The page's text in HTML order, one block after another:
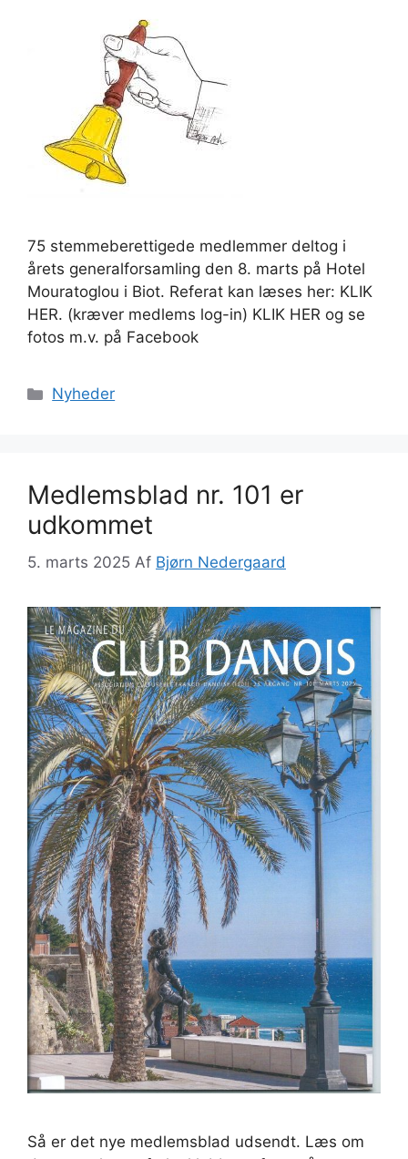
75 stemmeberettigede medlemmer deltog i
årets generalforsamling den 8. marts på Hotel
Mouratoglou i Biot. Referat kan læses her: KLIK
HER. (kræver medlems log-in) KLIK HER og se
fotos m.v. på Facebook
Kategorier
Nyheder
Medlemsblad nr. 101 er
udkommet
5. marts 2025 Af Bjørn Nedergaard
Så er det nye medlemsblad udsendt. Læs om